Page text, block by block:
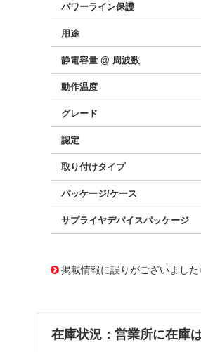
パワーライン保護
用途
静電容量 @ 周波数
動作温度
グレード
認定
取り付けタイプ
パッケージ/ケース
サプライヤデバイスパッケージ
掲載情報に誤りがございまし
在庫状況：営業所に在庫